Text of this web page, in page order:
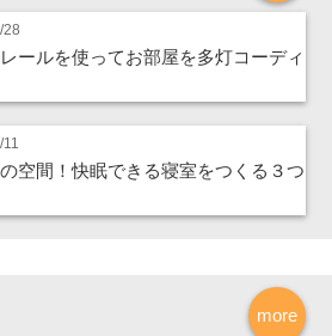
28
ールを使ってお部屋を多灯コーディ
空間！快眠できる寝室をつくる３つ
more